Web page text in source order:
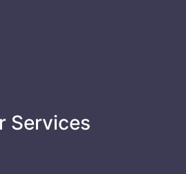
Services